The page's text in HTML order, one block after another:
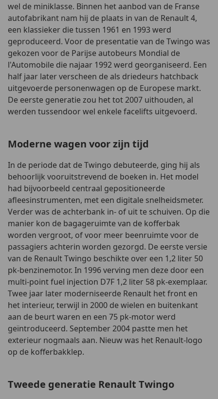
wel de miniklasse. Binnen het aanbod van de Franse
autofabrikant nam hij de plaats in van de Renault 4,
een klassieker die tussen 1961 en 1993 werd
geproduceerd. Voor de presentatie van de Twingo was
gekozen voor de Parijse autobeurs Mondial de
l'Automobile die najaar 1992 werd georganiseerd. Een
half jaar later verscheen de als driedeurs hatchback
uitgevoerde personenwagen op de Europese markt.
De eerste generatie zou het tot 2007 uithouden, al
werden tussendoor wel enkele facelifts uitgevoerd.
Moderne wagen voor zijn tijd
In de periode dat de Twingo debuteerde, ging hij als
behoorlijk vooruitstrevend de boeken in. Het model
had bijvoorbeeld centraal gepositioneerde
afleesinstrumenten, met een digitale snelheidsmeter.
Verder was de achterbank in- of uit te schuiven. Op die
manier kon de bagageruimte van de kofferbak
worden vergroot, of voor meer beenruimte voor de
passagiers achterin worden gezorgd. De eerste versie
van de Renault Twingo beschikte over een 1,2 liter 50
pk-benzinemotor. In 1996 verving men deze door een
multi-point fuel injection D7F 1,2 liter 58 pk-exemplaar.
Twee jaar later moderniseerde Renault het front en
het interieur, terwijl in 2000 de wielen en buitenkant
aan de beurt waren en een 75 pk-motor werd
geïntroduceerd. September 2004 pastte men het
exterieur nogmaals aan. Nieuw was het Renault-logo
op de kofferbakklep.
Tweede generatie Renault Twingo